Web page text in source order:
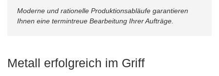
Moderne und rationelle Produktionsabläufe garantieren
Ihnen eine termintreue Bearbeitung Ihrer Aufträge.
Metall erfolgreich im Griff